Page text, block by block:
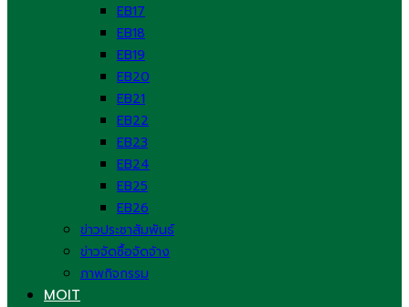
EB17
EB18
EB19
EB20
EB21
EB22
EB23
EB24
EB25
EB26
ข่าวประชาสัมพันธ์
ข่าวจัดซื้อจัดจ้าง
ภาพกิจกรรม
MOIT